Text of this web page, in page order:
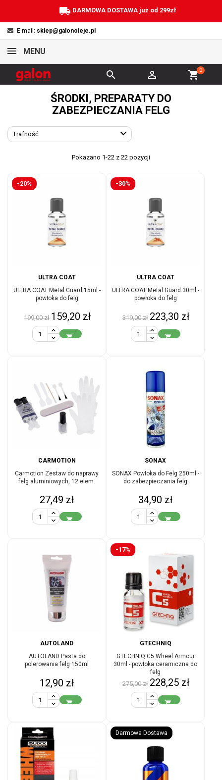
local_shipping DARMOWA DOSTAWA już od 299zł
E-mail: sklep@galonoleje.pl
MENU
shopping_cart0


ŚRODKI, PREPARATY DO
ZABEZPIECZANIA FELG
Trafność 
Pokazano 1-22 z 22 pozycji
-20%
ULTRA COAT
ULTRA COAT Metal Guard 15ml -
powłoka do felg
Cena
podstawowa
199,00 zł Cena
159,20 zł

-30%
ULTRA COAT
ULTRA COAT Metal Guard 30ml -
powłoka do felg
Cena
podstawowa
319,00 zł Cena
223,30 zł

CARMOTION
Carmotion Zestaw do naprawy
felg aluminiowych, 12 elem.
Cena
27,49 zł

SONAX
SONAX Powłoka do Felg 250ml -
do zabezpieczania felg
Cena
34,90 zł

AUTOLAND
AUTOLAND Pasta do
polerowania felg 150ml
Cena
12,90 zł

-17%
GTECHNIQ
GTECHNIQ C5 Wheel Armour
30ml - powłoka ceramiczna do
felg
Cena
podstawowa
275,00 zł Cena
228,25 zł

Darmowa Dostawa